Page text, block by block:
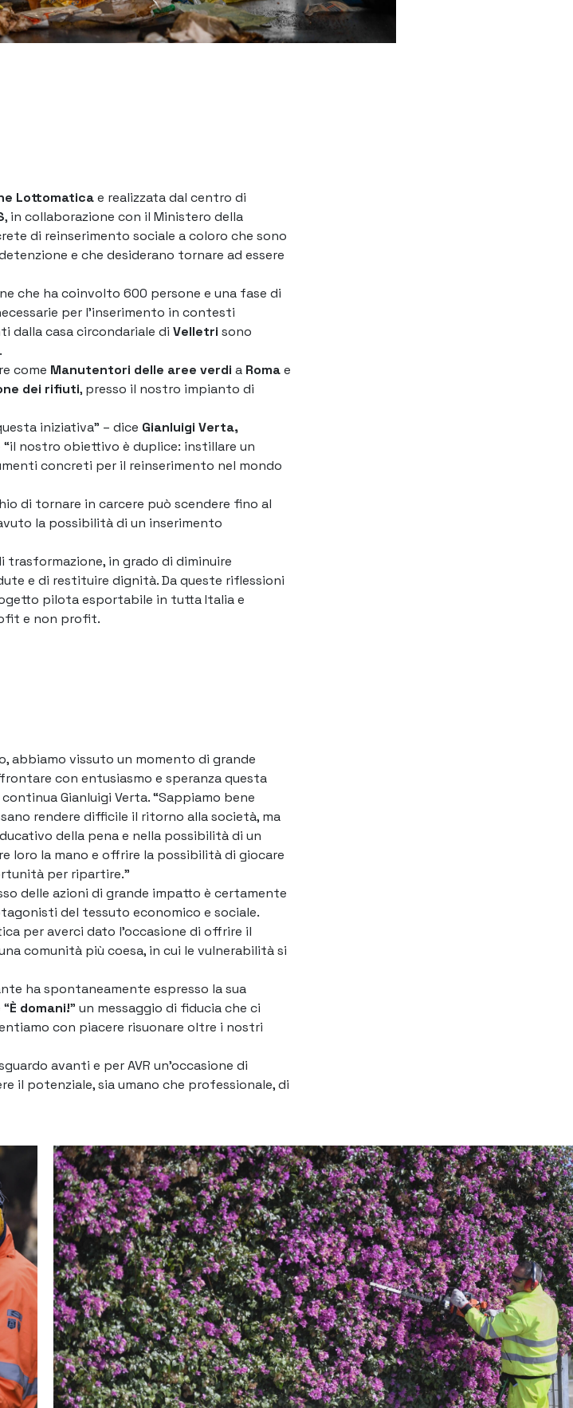
Lottomaticae realizzata dal centro di
, in collaborazione con il Ministero della
di reinserimento sociale a coloro che sono
e che desiderano tornare ad essere
che ha coinvolto 600 persone e una fase di
per l’inserimento in contesti
dalla casa circondariale di Velletri sono
come Manutentori delle aree verdi a Romae
dei rifiuti, presso il nostro impianto di
iniziativa” – dice Gianluigi Verta,
“il nostro obiettivo è duplice: instillare un
concreti per il reinserimento nel mondo
di tornare in carcere può scendere fino al
la possibilità di un inserimento
trasformazione, in grado di diminuire
e di restituire dignità. Da queste riflessioni
pilota esportabile in tutta Italia e
e non profit.
abbiamo vissuto un momento di grande
con entusiasmo e speranza questa
continua Gianluigi Verta. “Sappiamo bene
rendere difficile il ritorno alla società, ma
della pena e nella possibilità di un
loro la mano e offrire la possibilità di giocare
per ripartire.”
delle azioni di grande impatto è certamente
del tessuto economico e sociale.
per averci dato l’occasione di offrire il
comunità più coesa, in cui le vulnerabilità si
ha spontaneamente espresso la sua
È domani!” un messaggio di fiducia che ci
con piacere risuonare oltre i nostri
avanti e per AVR un’occasione di
il potenziale, sia umano che professionale, di